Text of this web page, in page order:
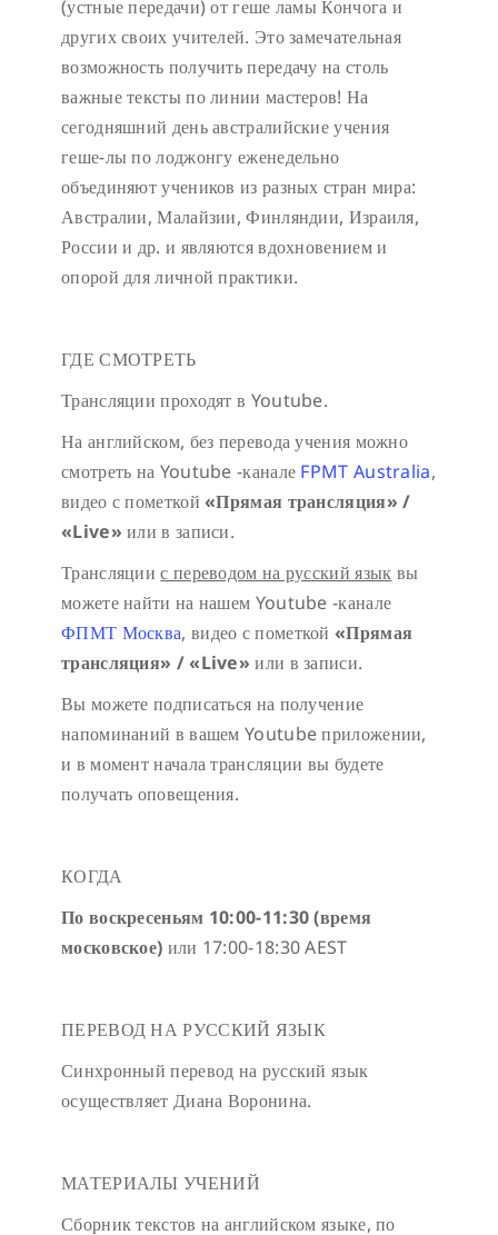
(устные передачи) от геше ламы Кончога и
других своих учителей. Это замечательная
возможность получить передачу на столь
важные тексты по линии мастеров! На
сегодняшний день австралийские учения
геше-лы по лоджонгу еженедельно
объединяют учеников из разных стран мира:
Австралии, Малайзии, Финляндии, Израиля,
России и др. и являются вдохновением и
опорой для личной практики.
ГДЕ СМОТРЕТЬ
Трансляции проходят в Youtube.
На английском, без перевода учения можно
смотреть на Youtube -канале FPMT Australia,
видео с пометкой«Прямая трансляция» /
«Live»или в записи.
Трансляциис переводом на русский язык вы
можете найти на нашем Youtube -канале
ФПМТ Москва, видео с пометкой«Прямая
трансляция» / «Live»или в записи.
Вы можете подписаться на получение
напоминаний в вашем Youtube приложении,
и в момент начала трансляции вы будете
получать оповещения.
КОГДА
По воскресеньям 10:00-11:30 (время
московское) или 17:00-18:30 AEST
ПЕРЕВОД НА РУССКИЙ ЯЗЫК
Синхронный перевод на русский язык
осуществляет Диана Воронина.
МАТЕРИАЛЫ УЧЕНИЙ
Сборник текстов на английском языке, по